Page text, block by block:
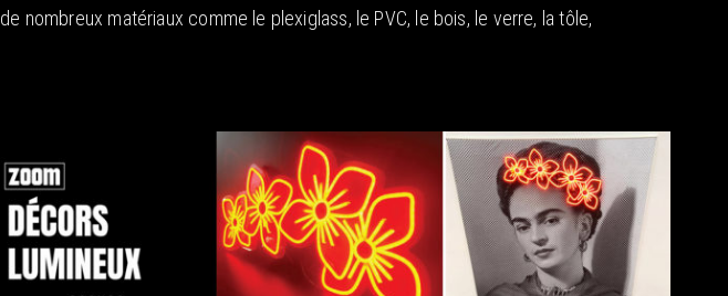
nombreux matériaux comme le plexiglass, le PVC, le bois, le verre, la tôle,